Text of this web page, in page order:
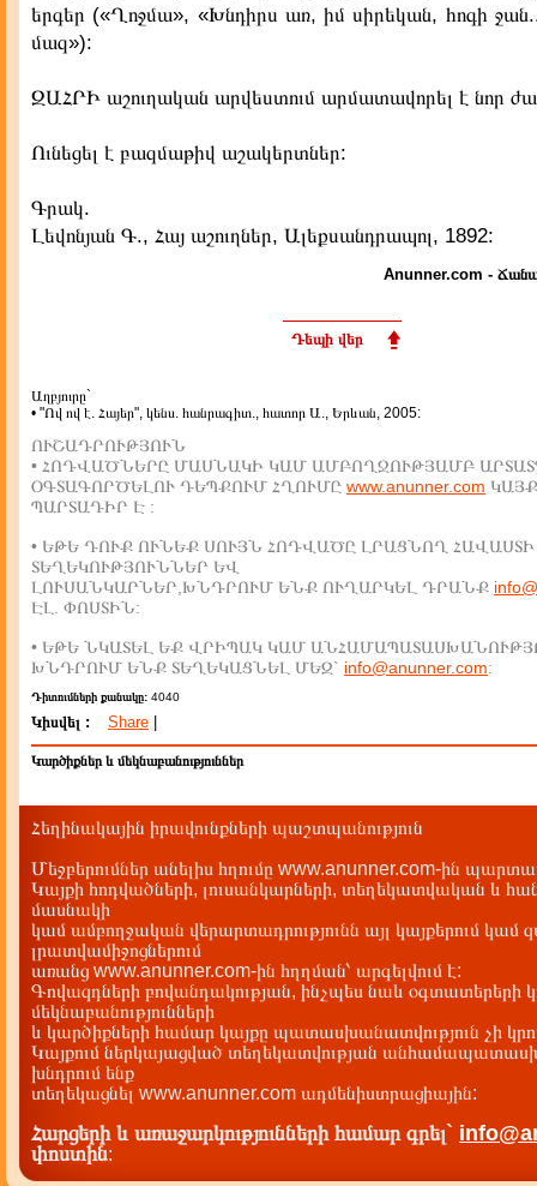
երգեր («Ղոջմա», «Խնդիրս առ, իմ սիրեկան, հոգի
մազ»):
ԶԱՀՐԻ աշուղական արվեստում արմատավորել է նոր
Ունեցել է բազմաթիվ աշակերտներ:
Գրակ.
Լեվոնյան Գ., Հայ աշուղներ, Ալեքսանդրապոլ, 1892:
Anunner.com -
Դեպի վեր
Աղբյուրը`
• "Ով ով է. Հայեր", կենս. հանրագիտ., հատոր Ա., Երևան, 2005:
ՈՒՇԱԴՐՈՒԹՅՈՒՆ
• ՀՈԴՎԱԾՆԵՐԸ ՄԱՍՆԱԿԻ ԿԱՄ ԱՄԲՈՂՋՈՒԹՅԱՄԲ
ՕԳՏԱԳՈՐԾԵԼՈՒ ԴԵՊՔՈՒՄ ՀՂՈՒՄԸ www.anunner.com
ՊԱՐՏԱԴԻՐ Է :
• ԵԹԵ ԴՈՒՔ ՈՒՆԵՔ ՍՈՒՅՆ ՀՈԴՎԱԾԸ ԼՐԱՑՆՈՂ ՀԱՎԱՍՏԻ
ՏԵՂԵԿՈՒԹՅՈՒՆՆԵՐ ԵՎ
ԼՈՒՍԱՆԿԱՐՆԵՐ,ԽՆԴՐՈՒՄ ԵՆՔ ՈՒՂԱՐԿԵԼ ԴՐԱՆՔ
ԷԼ. ՓՈՍՏԻՆ:
• ԵԹԵ ՆԿԱՏԵԼ ԵՔ ՎՐԻՊԱԿ ԿԱՄ
ԽՆԴՐՈՒՄ ԵՆՔ ՏԵՂԵԿԱՑՆԵԼ ՄԵԶ` info@anunner.com:
Դիտումների քանակը: 4040
Կիսվել : Share
Կարծիքներ և մեկնաբանություններ
Հեղինակային իրավունքների պաշտպանություն
Մեջբերումներ անելիս հղումը www.anunner.com-ին
Կայքի հոդվածների, լուսանկարների, տեղեկատվական և
մասնակի
կամ ամբողջական վերարտադրությունն այլ կայքերում կամ
լրատվամիջոցներում
առանց www.anunner.com-ին հղղման՝ արգելվում է:
Գովազդների բովանդակության, ինչպես նաև օգտատերերի
մեկնաբանությունների
և կարծիքների համար կայքը պատասխանատվություն չի
Կայքում ներկայացված տեղեկատվության
խնդրում ենք
տեղեկացնել www.anunner.com ադմենիստրացիային:
Հարցերի և առաջարկությունների համար գրել`
փոստին: